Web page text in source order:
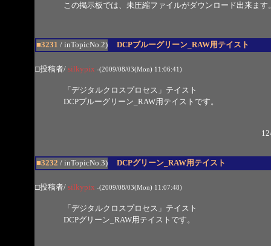
この掲示板では、未圧縮ファイルがダウンロード出来ます
■3231 / inTopicNo.2) DCPブルーグリーン_RAW用テイスト
□投稿者/ silkypix -(2009/08/03(Mon) 11:06:41)
「デジタルクロスプロセス」テイスト
DCPブルーグリーン_RAW用テイストです。
■3232 / inTopicNo.3) DCPグリーン_RAW用テイスト
□投稿者/ silkypix -(2009/08/03(Mon) 11:07:48)
「デジタルクロスプロセス」テイスト
DCPグリーン_RAW用テイストです。